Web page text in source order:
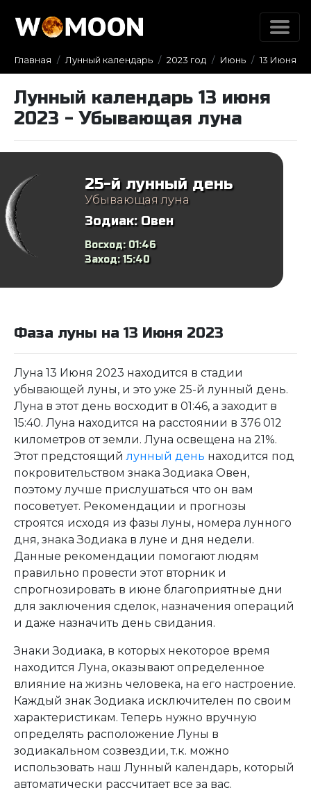
Главная Лунный календарь 2023 год Июнь 13 Июня
Лунный календарь 13 июня
2023 - Убывающая луна
25-й лунный день
Убывающая луна
Зодиак: Овен
Восход: 01:46
Заход:15:40
Фаза луны на 13 Июня 2023
Луна 13 Июня 2023 находится в стадии
убывающей луны, и это уже 25-й лунный день.
Луна в этот день восходит в 01:46, а заходит в
15:40. Луна находится на расстоянии в 376 012
километров от земли. Луна освещена на 21%.
Этот предстоящийлунный день находится под
покровительством знака Зодиака Овен,
поэтому лучше прислушаться что он вам
посоветует. Рекомендации и прогнозы
строятся исходя из фазы луны, номера лунного
дня, знака Зодиака в луне и дня недели.
Данные рекомендации помогают людям
правильно провести этот вторник и
спрогнозировать в июне благоприятные дни
для заключения сделок, назначения операций
и даже назначить день свидания.
Знаки Зодиака, в которых некоторое время
находится Луна, оказывают определенное
влияние на жизнь человека, на его настроение.
Каждый знак Зодиака исключителен по своим
характеристикам. Теперь нужно вручную
определять расположение Луны в
зодиакальном созвездии, т.к. можно
использовать наш Лунный календарь, который
автоматически рассчитает все за вас.